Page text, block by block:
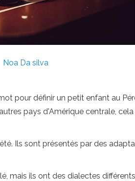
Noa Da silva
pour définir un petit enfant au
pays d'Amérique centrale,
Ils sont présentés par des
mais ils ont des dialectes